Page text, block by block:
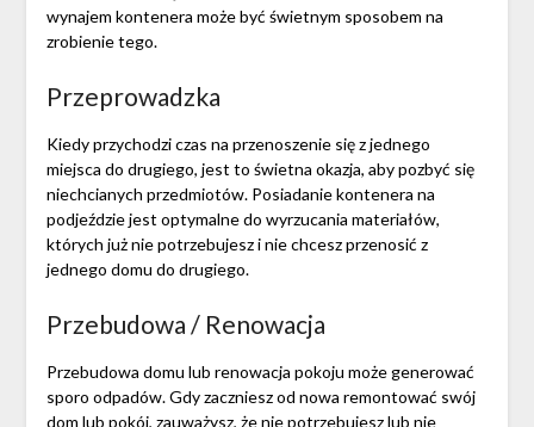
wynajem kontenera może być świetnym sposobem na
zrobienie tego.
Przeprowadzka
Kiedy przychodzi czas na przenoszenie się z jednego
miejsca do drugiego, jest to świetna okazja, aby pozbyć się
niechcianych przedmiotów. Posiadanie kontenera na
podjeździe jest optymalne do wyrzucania materiałów,
których już nie potrzebujesz i nie chcesz przenosić z
jednego domu do drugiego.
Przebudowa / Renowacja
Przebudowa domu lub renowacja pokoju może generować
sporo odpadów. Gdy zaczniesz od nowa remontować swój
dom lub pokój, zauważysz, że nie potrzebujesz lub nie